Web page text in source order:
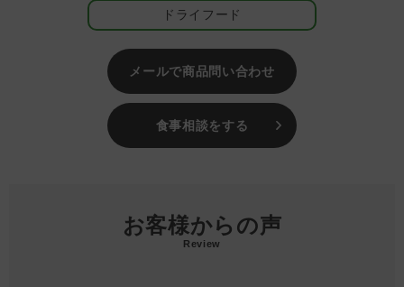
節をケアします。大きな体重を持ち、激しい運動が好きな中大型
犬には日頃の関節ケアが老齢期の健康に大きく影響を及ぼすと言
#返金保証キャンペーン
ドライフード
メールで商品問い合わせ
食事相談をする
お客様からの声
Review